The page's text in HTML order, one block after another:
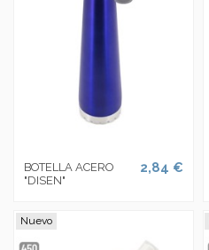
BOTELLA ACERO
"DISEN"
2,84 €
Nuevo